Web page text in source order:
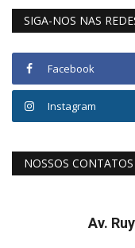
SIGA-NOS NAS
Facebook
Instagram
NOSSOS CONTATOS
Av.